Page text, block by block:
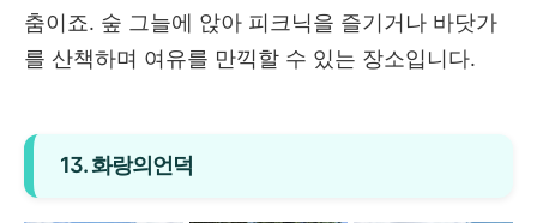
춤이죠. 숲 그늘에 앉아 피크닉을 즐기거나 바닷가
를 산책하며 여유를 만끽할 수 있는 장소입니다.
13. 화랑의언덕